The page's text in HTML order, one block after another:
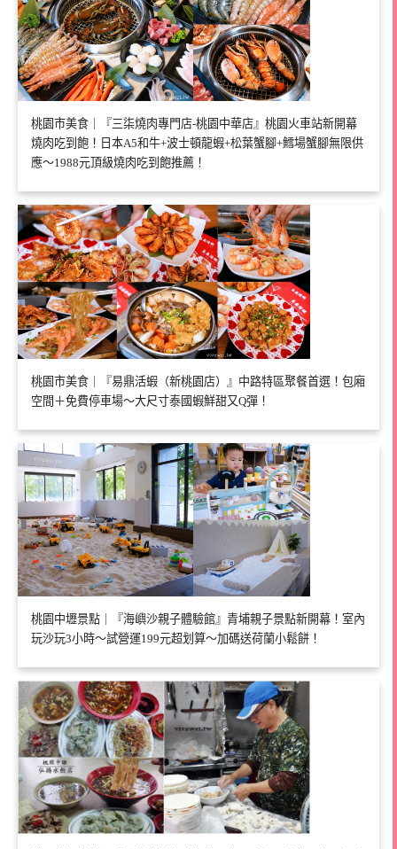
桃園市美食｜『三柒燒肉專門店-桃園中華店』桃園火車站新開幕
燒肉吃到飽！日本A5和牛+波士頓龍蝦+松葉蟹腳+鱈場蟹腳無限供
應～1988元頂級燒肉吃到飽推薦！
桃園市美食｜『易鼎活蝦（新桃園店）』中路特區聚餐首選！包廂
空間＋免費停車場～大尺寸泰國蝦鮮甜又Q彈！
桃園中壢景點｜『海嶼沙親子體驗館』青埔親子景點新開幕！室內
玩沙玩3小時～試營運199元超划算～加碼送荷蘭小鬆餅！